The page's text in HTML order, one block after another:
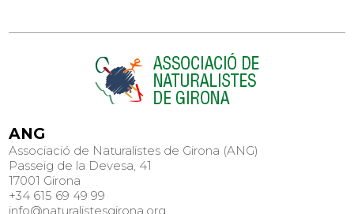
ANG
Associació de Naturalistes de Girona (ANG)
Passeig de la Devesa, 41
17001 Girona
+34 615 69 49 99
info@naturalistesgirona.org